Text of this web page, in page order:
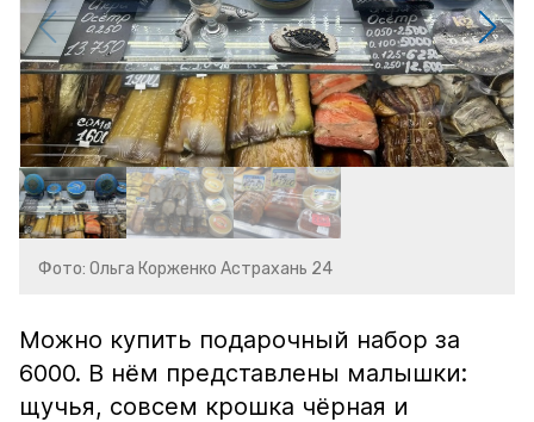
Фото: Ольга Корженко Астрахань 24
Можно купить подарочный набор за
6000. В нём представлены малышки:
щучья, совсем крошка чёрная и